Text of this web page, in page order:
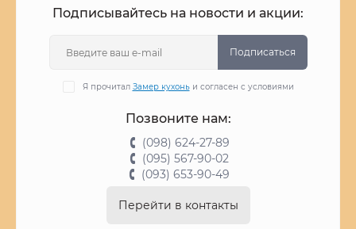
Подписывайтесь на новости и акции:
Подписаться
Я прочитал Замер кухоньи согласен с условиями
Позвоните нам:
(098) 624-27-89
(095) 567-90-02
(093) 653-90-49
Перейти в контакты